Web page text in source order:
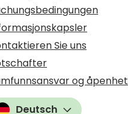
Sie uns
og åpenhet
Deutsch